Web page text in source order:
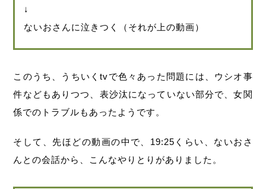
↓
ないおさんに泣きつく（それが上の動画）
このうち、うちいくtvで色々あった問題には、ウシオ事
件などもありつつ、表沙汰になっていない部分で、女関
係でのトラブルもあったようです。
そして、先ほどの動画の中で、19:25くらい、ないおさ
んとの会話から、こんなやりとりがありました。